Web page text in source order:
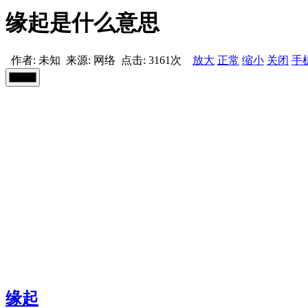
缘起是什么意思
作者: 未知 来源: 网络 点击: 3161次 放大 正常 缩小 关闭 手
缘起